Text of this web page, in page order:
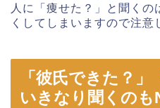
人に「痩せた？」と聞く
くしてしまいますので注意
「彼氏できた？
いきなり聞くのも